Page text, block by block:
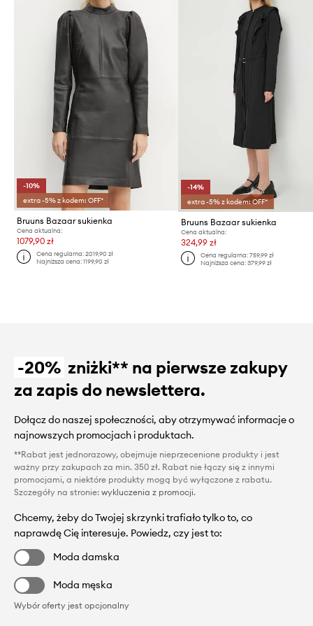
-10%
extra -5% z kodem: OFF*
Bruuns Bazaar sukienka
Cena aktualna:
1079,90 zł
Cena regularna:2019,90 zł
Najniższa cena:1199,90 zł
-14%
extra -5% z kodem: OFF*
Bruuns Bazaar sukienka
Cena aktualna:
324,99 zł
Cena regularna: 759,99 zł
Najniższa cena: 379,99 zł
-20% zniżki** na pierwsze zakupy
za zapis do newslettera.
Dołącz do naszej społeczności, aby otrzymywać informacje o
najnowszych promocjach i produktach.
**Rabat jest jednorazowy, obejmuje nieprzecenione produkty i jest
ważny przy zakupach za min. 350 zł. Rabat nie łączy się z innymi
promocjami, a niektóre produkty mogą być wyłączone z rabatu.
Szczegóły na stronie: wykluczenia z promocji.
Chcemy, żeby do Twojej skrzynki trafiało tylko to, co
naprawdę Cię interesuje. Powiedz, czy jest to:
Moda damska
Moda męska
Wybór oferty jest opcjonalny